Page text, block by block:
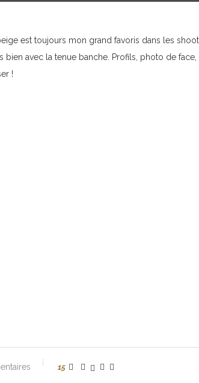
est toujours mon grand favoris dans les
bien avec la tenue banche. Profils, photo de
!
15